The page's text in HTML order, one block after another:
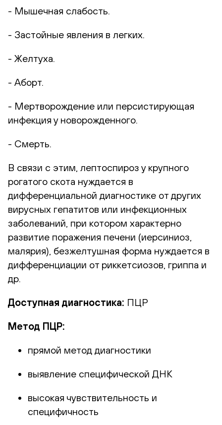
- Мышечная слабость.
- Застойные явления в легких.
- Желтуха.
- Аборт.
- Мертворождение или персистирующая
инфекция у новорожденного.
- Смерть.
В связи с этим, лептоспироз у крупного
рогатого скота нуждается в
дифференциальной диагностике от других
вирусных гепатитов или инфекционных
заболеваний, при котором характерно
развитие поражения печени (иерсиниоз,
малярия), безжелтушная форма нуждается в
дифференциации от риккетсиозов, гриппа и
др.
Доступная диагностика: ПЦР
Метод ПЦР:
прямой метод диагностики
выявление специфической ДНК
высокая чувствительность и
специфичность